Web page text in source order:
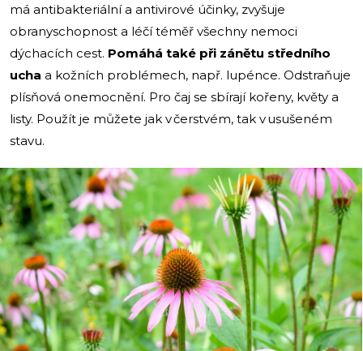
má antibakteriální a antivirové účinky, zvyšuje
obranyschopnost a léčí téměř všechny nemoci
dýchacích cest. Pomáhá také při zánětu středního
ucha a kožních problémech, např. lupénce. Odstraňuje
plísňová onemocnění. Pro čaj se sbírají kořeny, květy a
listy. Použít je můžete jak v čerstvém, tak v usušeném
stavu.